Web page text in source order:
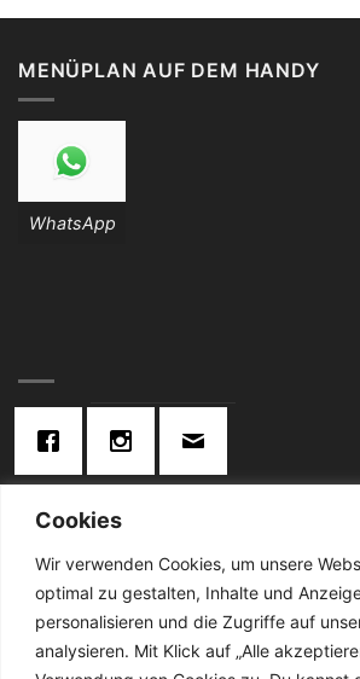
Cookies
Wir verwenden Cookies, um unsere
optimal zu gestalten, Inhalte und
personalisieren und die Zugriffe auf
analysieren. Mit Klick auf „Alle
MENÜPLAN AUF DEM HANDY
WhatsApp
KONTAKT:
Telefon: 02834 / 2024
De Cabanes-Straße 4